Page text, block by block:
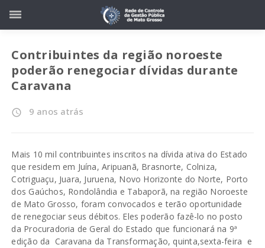
Contribuintes da região noroeste
poderão renegociar dívidas durante
Caravana
access_time 9 anos atrás
Mais 10 mil contribuintes inscritos na dívida ativa do Estado
que residem em Juína, Aripuanã, Brasnorte, Colniza,
Cotriguaçu, Juara, Juruena, Novo Horizonte do Norte, Porto
dos Gaúchos, Rondolândia e Tabaporã, na região Noroeste
de Mato Grosso, foram convocados e terão oportunidade
de renegociar seus débitos. Eles poderão fazê-lo no posto
da Procuradoria de Geral do Estado que funcionará na 9ª
edição da Caravana da Transformação, quinta,sexta-feira e